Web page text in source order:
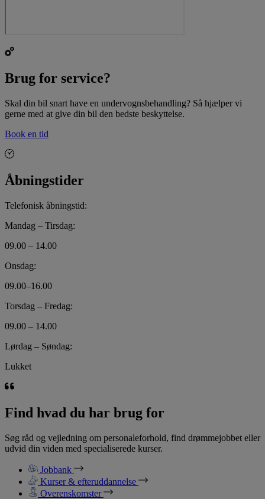
Brug for service?
Skal din bil snart have en undervognsbehandling? Så hjælper vi
gerne med at give din bil den bedste beskyttelse.
Book en tid
Åbningstider
Telefonisk åbningstid:
Mandag – Tirsdag:
09.00 – 14.00
Onsdag:
09.00–16.00
Torsdag – Fredag:
09.00 – 14.00
Lørdag – Søndag:
Lukket
Find hvad du har brug for
Søg råd og vejledning om personaleforhold, find drømmejobbet eller
udvid din viden med specialiserede kurser.
Jobbank
Kurser & efteruddannelse
Overenskomster